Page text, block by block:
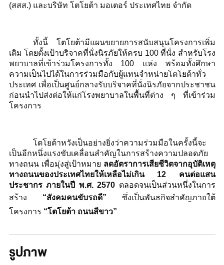
(สสส.) และบริษัท โตโยต้า มอเตอร์ ประเทศไทย จำกัด
ทั้งนี้ โตโยต้ามีแผนขยายการสนับสนุนโครงการเพิ่ม
เติม โดยตั้งเป้าบริจาคที่นั่งนิรภัยให้ครบ 100 ที่นั่ง สำหรับโรง
พยาบาลที่เข้าร่วมโครงการทั้ง 100 แห่ง พร้อมทั้งศึกษา
ความเป็นไปได้ในการร่วมมือกับผู้แทนจำหน่ายโตโยต้าทั่ว
ประเทศ เพื่อเป็นศูนย์กลางรับบริจาคที่นั่งนิรภัยจากประชาชน
ก่อนนำไปส่งต่อให้แก่โรงพยาบาลในพื้นที่ต่าง ๆ ที่เข้าร่วม
โครงการ
โตโยต้าหวังเป็นอย่างยิ่งว่าความร่วมมือในครั้งนี้จะ
เป็นอีกหนึ่งแรงขับเคลื่อนสำคัญในการสร้างความปลอดภัย
ทางถนน เพื่อมุ่งสู่เป้าหมาย ลดอัตราการเสียชีวิตจากอุบัติเหตุ
ทางถนนของประเทศไทยให้เหลือไม่เกิน 12 คนต่อแสน
ประชากร ภายในปี พ.ศ. 2570 ตลอดจนเป็นส่วนหนึ่งในการ
สร้าง
“สังคมคนขับรถดี” ซึ่งเป็นพันธกิจสำคัญภายใต้
โครงการ “โตโยต้า ถนนสีขาว”
รูปภาพ